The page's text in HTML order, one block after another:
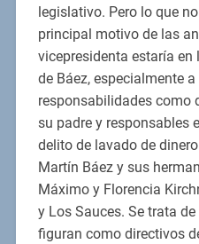
legislativo. Pero lo que
principal motivo de las
vicepresidenta estaría
de Báez, especialmente
responsabilidades como
su padre y responsables
delito de lavado de
Martín Báez y sus
Máximo y Florencia
y Los Sauces. Se trata
figuran como directivos